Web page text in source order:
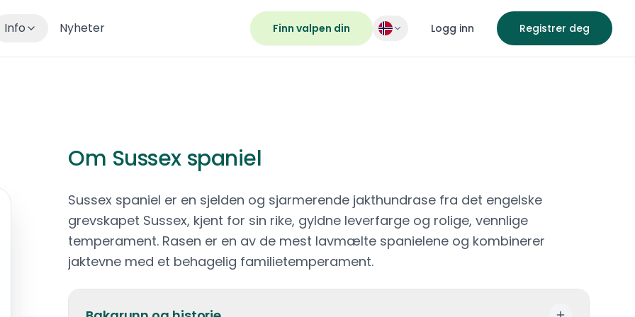
Info Nyheter Finn valpen din Logg inn Registrer deg
Om Sussex spaniel
Sussex spaniel er en sjelden og sjarmerende jakthundrase fra det engelske
grevskapet Sussex, kjent for sin rike, gyldne leverfarge og rolige, vennlige
temperament. Rasen er en av de mest lavmælte spanielene og kombinerer
jaktevne med et behagelig familietemperament.